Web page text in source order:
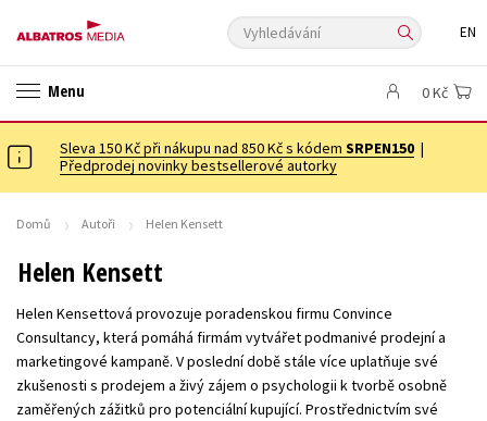
Vyhledávání EN
Menu
✉️ DÁRKOVÉ POUKAZY
Auto - moto
Beletrie pro děti
Dárkové publikace
Dárkové zboží
Esoterika a duchovní svět
Kuchařky
New Adult Ostatní Počítače
Poezie
Populárně - naučná pro dospělé
Populárně - naučné pro děti
Předškoláci
Příroda a zahrada
Přírodní vědy
0 Kč
Sleva 150 Kč při nákupu nad 850 Kč s kódem SRPEN150 |
Předprodej novinky bestsellerové autorky
Domů Autoři Helen Kensett
Helen Kensett
Helen Kensettová provozuje poradenskou firmu Convince
Consultancy, která pomáhá firmám vytvářet podmanivé prodejní a
marketingové kampaně. V poslední době stále více uplatňuje své
zkušenosti s prodejem a živý zájem o psychologii k tvorbě osobně
zaměřených zážitků pro potenciální kupující. Prostřednictvím své